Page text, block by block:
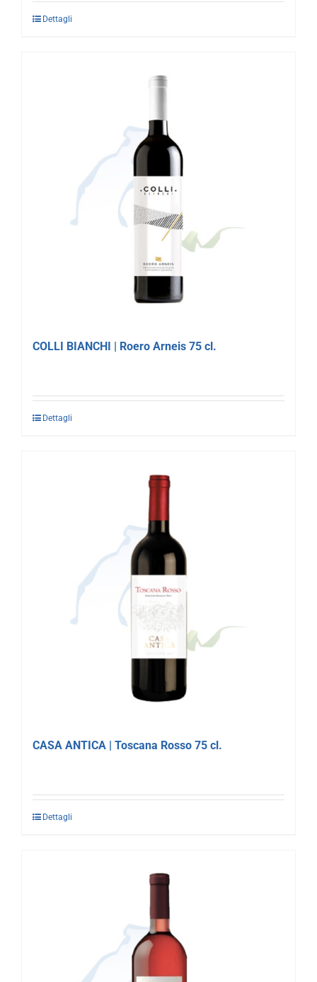
Dettagli
COLLI BIANCHI | Roero Arneis 75 cl.
Dettagli
CASA ANTICA | Toscana Rosso 75 cl.
Dettagli